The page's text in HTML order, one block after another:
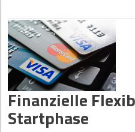
Finanzielle
Startphase